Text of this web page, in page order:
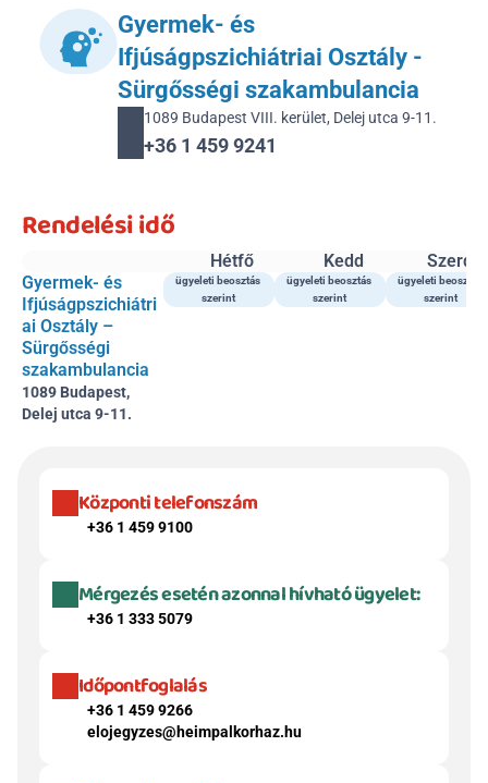
Gyermek- és
Ifjúságpszichiátriai Osztály -
Sürgősségi szakambulancia
1089 Budapest VIII. kerület, Delej utca 9-11.
+36 1 459 9241
Rendelési idő
Hétfő Kedd
Szerda
Gyermek- és
Ifjúságpszichiátri
ai Osztály –
Sürgősségi
szakambulancia
1089 Budapest,
Delej utca 9-11.
ügyeleti beosztás
szerint
ügyeleti beosztás
szerint
ügyeleti beosztás
szerint
Központi telefonszám
+36 1 459 9100
Mérgezés esetén azonnal hívható ügyelet:
+36 1 333 5079
Időpontfoglalás
+36 1 459 9266
elojegyzes@heimpalkorhaz.hu